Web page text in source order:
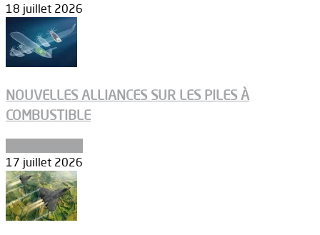
18 juillet 2026
NOUVELLES ALLIANCES SUR LES PILES À
COMBUSTIBLE
17 juillet 2026